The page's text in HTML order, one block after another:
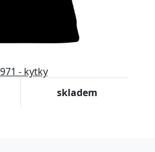
- kytky
skladem